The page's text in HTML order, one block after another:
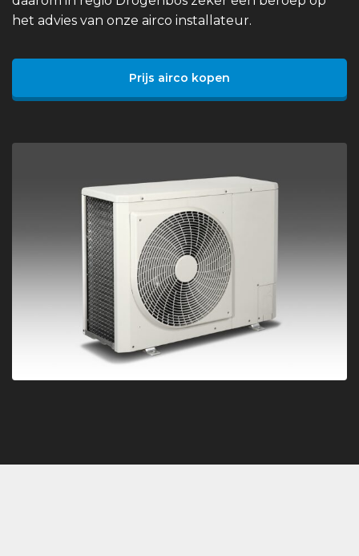
het advies van onze airco installateur.
Prijs airco kopen